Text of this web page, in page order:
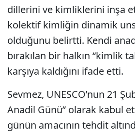
dillerini ve kimliklerini inşa
kolektif kimliğin dinamik
olduğunu belirtti. Kendi
bırakılan bir halkın “kimlik
karşıya kaldığını ifade etti.
Sevmez, UNESCO’nun 21
Anadil Günü” olarak kabul
günün amacının tehdit